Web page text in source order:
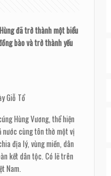
đã trở thành một biểu
bào và trở thành yếu
Giỗ Tổ
Hùng Vương, thể hiện
nước cùng tôn thờ một vị
địa lý, vùng miền, dân
kết dân tộc. Có lẽ trên
Nam.